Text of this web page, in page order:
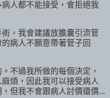
人都不能接受，會拒絕我
，我會建議放膽囊引流管
病人不願意帶著管子回
不過我所做的每個決定，
煩，因此我可以接受病人
但我不會跟病人討價還價...